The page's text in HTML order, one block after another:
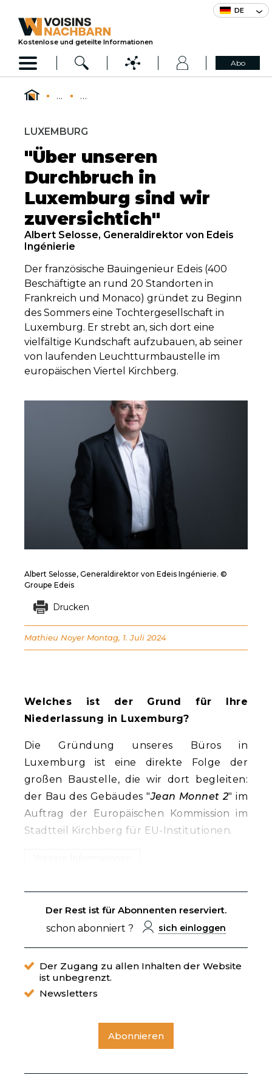
DE
Kostenlose und geteilte Informationen
Abo
... ...
LUXEMBURG
"Über unseren
Durchbruch in
Luxemburg sind wir
zuversichtich"
Albert Selosse, Generaldirektor von Edeis
Ingénierie
Der französische Bauingenieur Edeis (400
Beschäftigte an rund 20 Standorten in
Frankreich und Monaco) gründet zu Beginn
des Sommers eine Tochtergesellschaft in
Luxemburg. Er strebt an, sich dort eine
vielfältige Kundschaft aufzubauen, ab seiner
von laufenden Leuchtturmbaustelle im
europäischen Viertel Kirchberg.
Welches ist der Grund für Ihre
Niederlassung in Luxemburg?
Die Gründung unseres Büros in
Luxemburg ist eine direkte Folge der
großen Baustelle, die wir dort begleiten:
der Bau des Gebäudes "Jean Monnet 2" im
Auftrag der Europäischen Kommission im
Stadtteil Kirchberg für EU-Institutionen.
Der Rest ist für Abonnenten reserviert.
schon abonniert ?
sich einloggen
Der Zugang zu allen Inhalten der Website
ist unbegrenzt.
Newsletters
Abonnieren
Albert Selosse, Generaldirektor von Edeis Ingénierie. ©
Groupe Edeis
Drucken
Mathieu Noyer Montag, 1. Juli 2024